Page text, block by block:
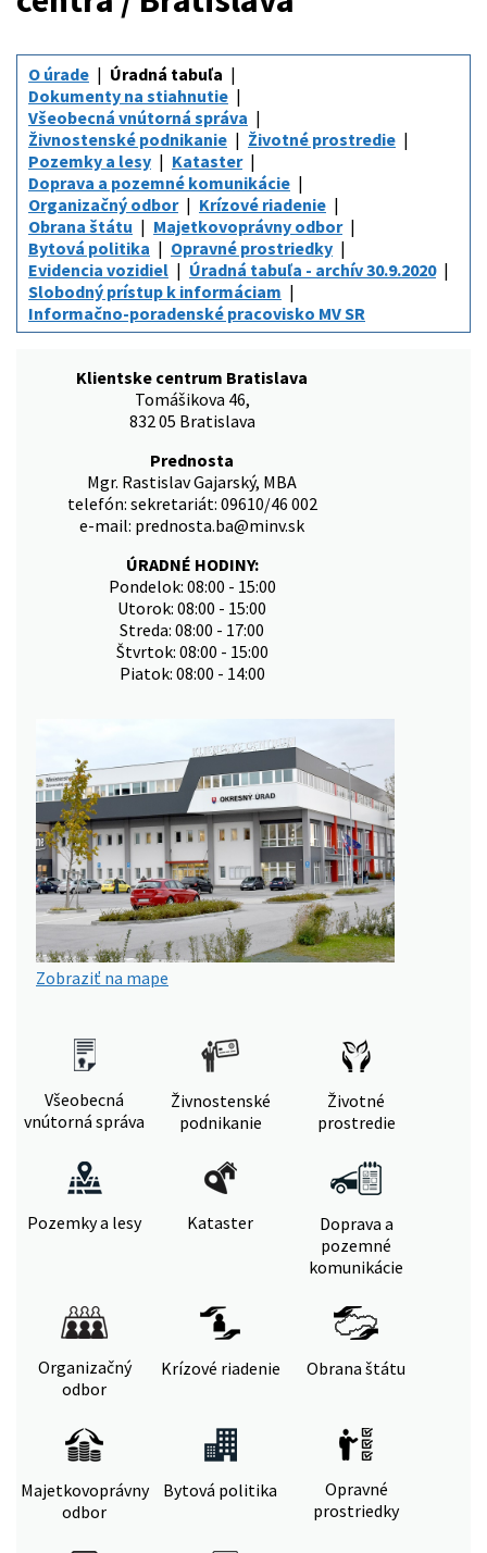
O úrade
Úradná tabuľa
Dokumenty na stiahnutie
Všeobecná vnútorná správa
Živnostenské podnikanie
Životné prostredie
Pozemky a lesy
Kataster
Doprava a pozemné komunikácie
Organizačný odbor
Krízové riadenie
Obrana štátu
Majetkovoprávny odbor
Bytová politika
Opravné prostriedky
Evidencia vozidiel
Úradná tabuľa - archív 30.9.2020
Slobodný prístup k informáciam
Informačno-poradenské pracovisko MV SR
Klientske centrum Bratislava
Tomášikova 46,
832 05 Bratislava
Prednosta
Mgr. Rastislav Gajarský, MBA
telefón: sekretariát: 09610/46 002
e-mail: prednosta.ba@minv.sk
ÚRADNÉ HODINY:
Pondelok: 08:00 - 15:00
Utorok: 08:00 - 15:00
Streda: 08:00 - 17:00
Štvrtok: 08:00 - 15:00
Piatok: 08:00 - 14:00
Zobraziť na mape
Všeobecná
vnútorná správa
Živnostenské
podnikanie
Životné
prostredie
Pozemky a lesy Kataster
Doprava a
pozemné
komunikácie
Organizačný
odbor
Krízové riadenie Obrana štátu
Majetkovoprávny
odbor
Bytová politika
Opravné
prostriedky